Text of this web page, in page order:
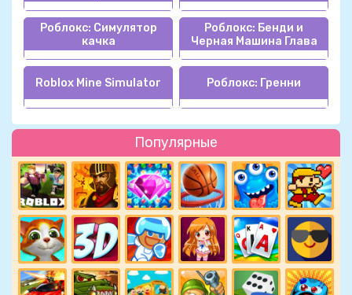
Популярные
Роблокс: Симулятор
качка
Роблокс: Бенди и
Черная Машина Глава
Roblox Mine Simulator Роблокс: Гренни